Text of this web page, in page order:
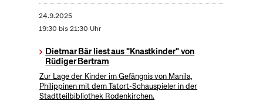
24.9.2025
19:30 bis 21:30 Uhr
Dietmar Bär liest aus "Knastkinder" von
Rüdiger Bertram
Zur Lage der Kinder im Gefängnis von Manila,
Philippinen mit dem Tatort-Schauspieler in der
Stadtteilbibliothek Rodenkirchen.